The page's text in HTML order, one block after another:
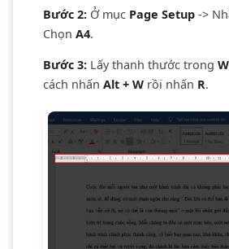
Bước 2: Ở mục Page Setup ->
Chọn A4.
Bước 3: Lấy thanh thước trong
cách nhấn Alt + W rồi nhấn R.